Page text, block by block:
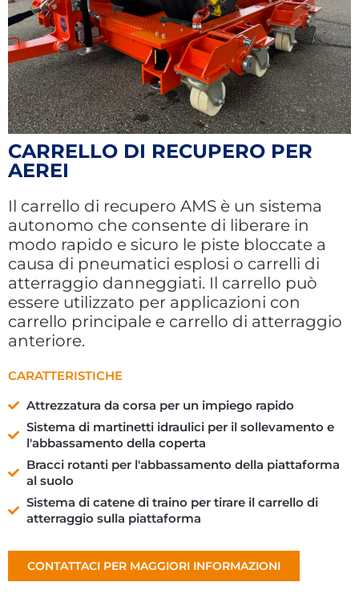
CARRELLO DI RECUPERO PER
AEREI
Il carrello di recupero AMS è un sistema
autonomo che consente di liberare in
modo rapido e sicuro le piste bloccate a
causa di pneumatici esplosi o carrelli di
atterraggio danneggiati. Il carrello può
essere utilizzato per applicazioni con
carrello principale e carrello di atterraggio
anteriore.
CARATTERISTICHE
Attrezzatura da corsa per un impiego rapido
Sistema di martinetti idraulici per il sollevamento e
l'abbassamento della coperta
Bracci rotanti per l'abbassamento della piattaforma
al suolo
Sistema di catene di traino per tirare il carrello di
atterraggio sulla piattaforma
CONTATTACI PER MAGGIORI INFORMAZIONI